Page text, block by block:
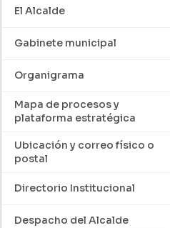
El Alcalde
Gabinete municipal
Organigrama
Mapa de procesos y
plataforma estratégica
Ubicación y correo físico o
postal
Directorio Institucional
Despacho del Alcalde